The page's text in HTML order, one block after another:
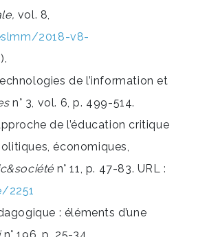
vol. 8,
2018-v8-
de l’information et
n° 3, vol. 6, p. 499-514.
de l’éducation critique
économiques,
n° 11, p. 47-83. URL :
2251
: éléments d’une